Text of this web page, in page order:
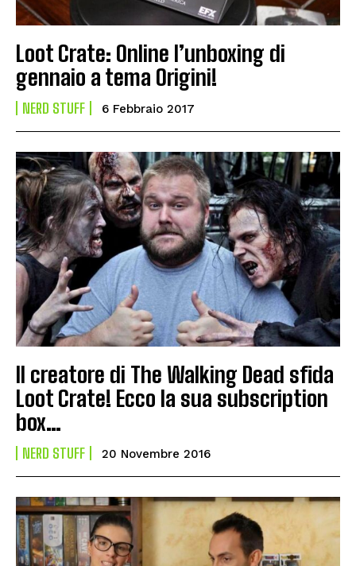
Loot Crate: Online l’unboxing di
gennaio a tema Origini!
NERD STUFF 6 Febbraio 2017
Il creatore di The Walking Dead sfida
Loot Crate! Ecco la sua subscription
box…
NERD STUFF 20 Novembre 2016